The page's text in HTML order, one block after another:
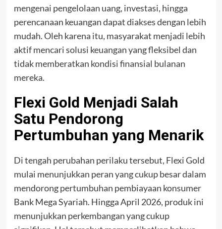
mengenai pengelolaan uang, investasi, hingga
perencanaan keuangan dapat diakses dengan lebih
mudah. Oleh karena itu, masyarakat menjadi lebih
aktif mencari solusi keuangan yang fleksibel dan
tidak memberatkan kondisi finansial bulanan
mereka.
Flexi Gold Menjadi Salah
Satu Pendorong
Pertumbuhan yang Menarik
Di tengah perubahan perilaku tersebut, Flexi Gold
mulai menunjukkan peran yang cukup besar dalam
mendorong pertumbuhan pembiayaan konsumer
Bank Mega Syariah. Hingga April 2026, produk ini
menunjukkan perkembangan yang cukup